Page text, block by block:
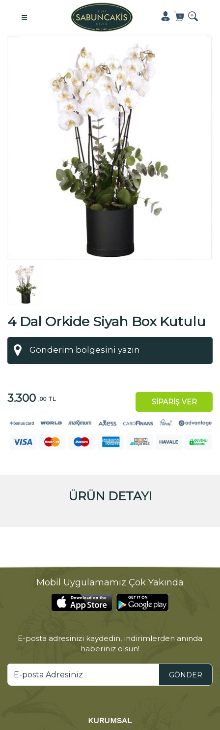
4 Dal Orkide Siyah Box Kutulu
3.300 ,00 TL SİPARİŞ VER
ÜRÜN DETAYI
Mobil Uygulamamız Çok Yakında
E-posta adresinizi kaydedin, indirimlerden anında
haberiniz olsun!
GÖNDER
KURUMSAL